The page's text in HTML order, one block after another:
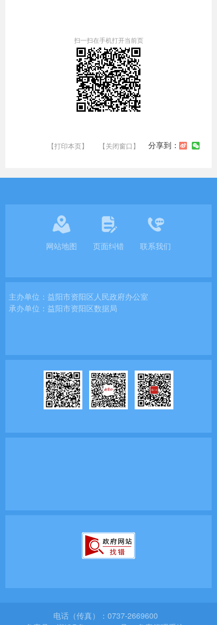
扫一扫在手机打开当前页
【打印本页】 【关闭窗口】 分享到：
网站地图 页面纠错 联系我们
主办单位：益阳市资阳区人民政府办公室
承办单位：益阳市资阳区数据局
电话（传真）：0737-2669600